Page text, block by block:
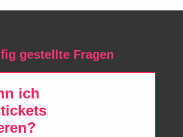
gestellte Fragen
ich